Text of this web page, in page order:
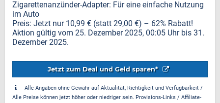
Zigarettenanzünder-Adapter: Für eine einfache Nutzung
im Auto
Preis: Jetzt nur 10,99 € (statt 29,00 €) – 62% Rabatt!
Aktion gültig vom 25. Dezember 2025, 00:05 Uhr bis 31.
Dezember 2025.
Jetzt zum Deal und Geld sparen*
Alle Angaben ohne Gewähr auf Aktualität, Richtigkeit und Verfügbarkeit /
Alle Preise können jetzt höher oder niedriger sein. Provisions-Links / Affiliate-